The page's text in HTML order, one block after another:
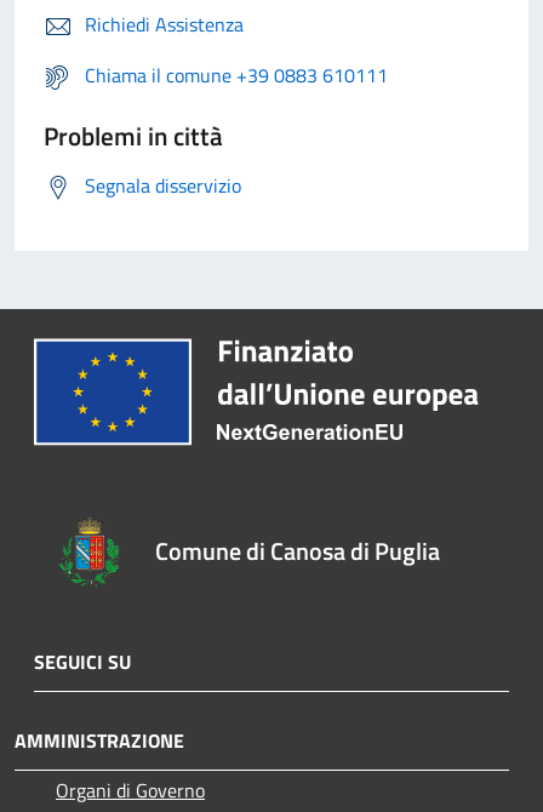
Richiedi Assistenza
Chiama il comune +39 0883 610111
Problemi in città
Segnala disservizio
Comune di Canosa di Puglia
SEGUICI SU
AMMINISTRAZIONE
Organi di Governo